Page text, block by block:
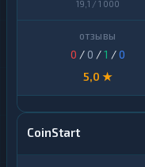
19,1 / 1 000
0 / 0 /1 /0
5,0 ★
CoinStart